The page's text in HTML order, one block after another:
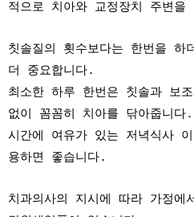
적으로 치아와 교정장치 주변
칫솔질의 횟수보다는 한번을 하
더 중요합니다.
최소한 하루 한번은 칫솔과 보
없이 꼼꼼히 치아를 닦아줍니다.
시간에 여유가 있는 저녁식사
용하면 좋습니다.
치과의사의 지시에 따라 가정